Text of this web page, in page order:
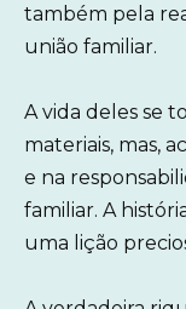
também pela
união familiar.
A vida deles se
materiais, mas,
e na
familiar. A
uma lição